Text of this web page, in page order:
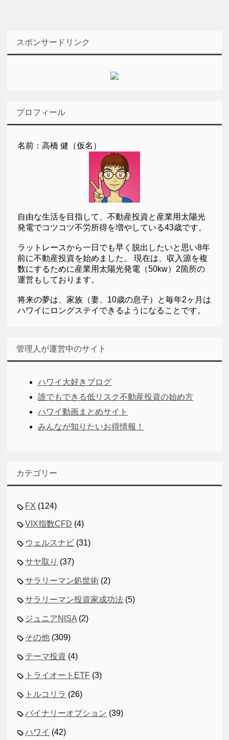
スポンサードリンク
プロフィール
名前：高橋 健（仮名）
自由な生活を目指して、不動産投資と産業用太陽光
発電でコツコツ不労所得を増やしている43歳です。
ラットレースから一日でも早く脱出したいと思い8年
前に不動産投資を始めました。 現在は、収入源を複
数にするために産業用太陽光発電（50kw）2箇所の
運営もしております。
将来の夢は、家族（妻、10歳の息子）と毎年2ヶ月は
ハワイにロングステイできるようになることです。
管理人が運営中のサイト
ハワイ大好きブログ
誰でもできる低リスク不動産投資の始め方
ハワイ動画まとめサイト
みんなが知りたいお得情報！
カテゴリー
FX (124)
VIX指数CFD (4)
ウェルスナビ (31)
サヤ取り (37)
サラリーマン処世術 (2)
サラリーマン投資家成功法 (5)
ジュニアNISA (2)
その他 (309)
テーマ投資 (4)
トライオートETF (3)
トルコリラ (26)
バイナリーオプション (39)
ハワイ (42)